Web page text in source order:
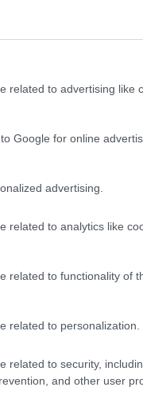
related to advertising like
Google for online
advertising.
related to analytics like
related to functionality of
related to personalization.
related to security,
and other user
καθώς
Ασφάλειας
ως CH.1.1, ήδη
Νοέμβριο
του ιού
η